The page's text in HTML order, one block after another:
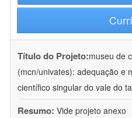
Título do Projeto:museu de
(mcn/univates): adequação e
científico singular do vale do
Resumo: Vide projeto anexo